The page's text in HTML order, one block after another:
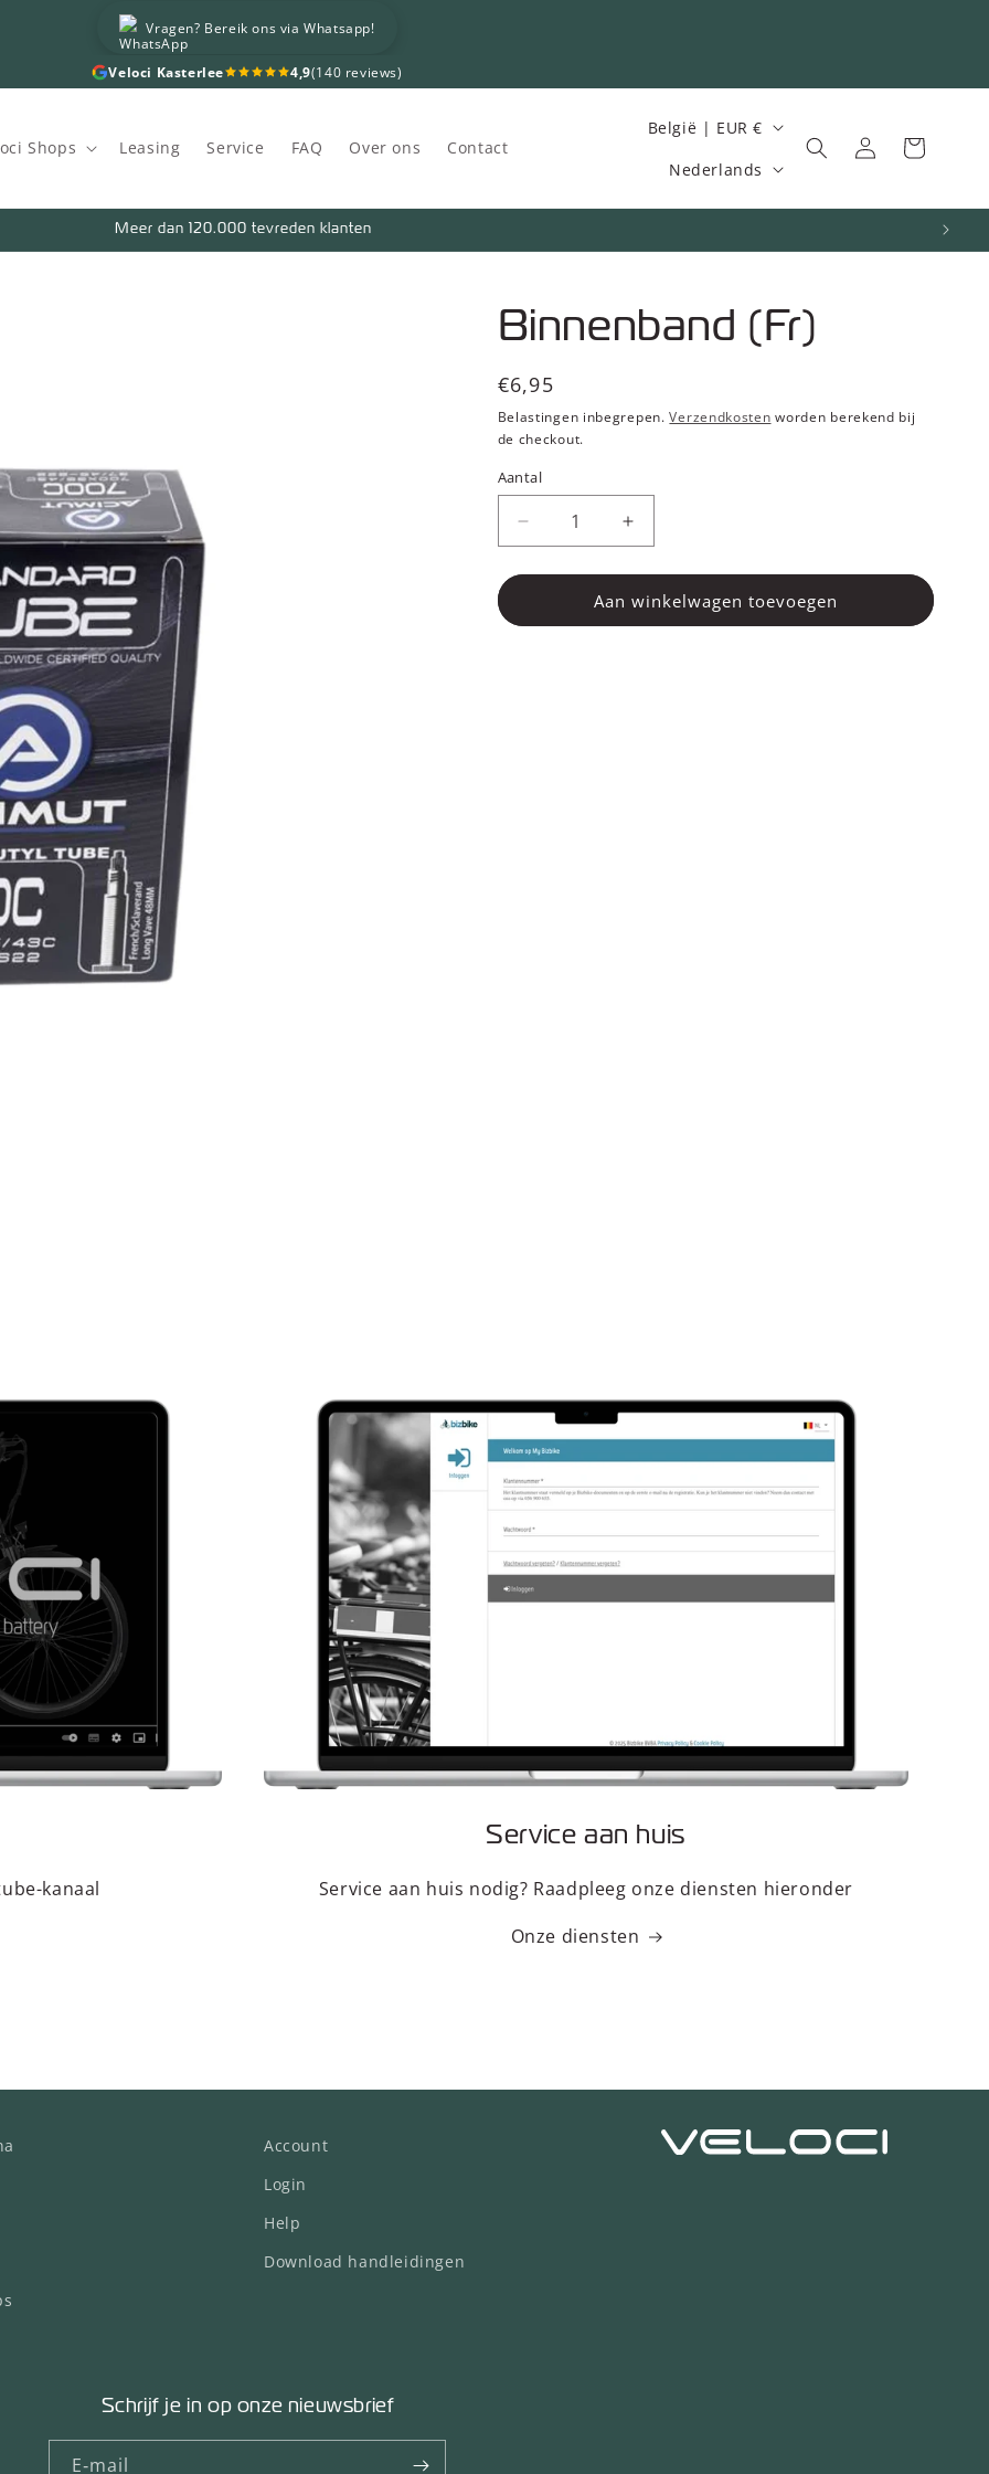
Vragen? Bereik ons via Whatsapp!
Veloci Kasterlee 4,9(140 reviews)
Shops Leasing Service FAQ Over ons Contact
L
/
e
o
België | EUR €
TNederlands
Inloggen
Winkelwagen
Meer dan 120.000 tevreden klanten
Binnenband (Fr)
Normale
prijs
€6,95
Belastingen inbegrepen.Verzendkosten worden berekend bij
de checkout.
Aantal
Aantal
verlagen
voor
Binnenband
(Fr)
Aantal
verhogen
voor
Binnenband
(Fr)
Aan winkelwagen toevoegen
kanaal
Service aan huis
Service aan huis nodig? Raadpleeg onze diensten hieronder
Onze diensten
Account
Login
Help
Download handleidingen
Schrijf je in op onze nieuwsbrief
E‑mail